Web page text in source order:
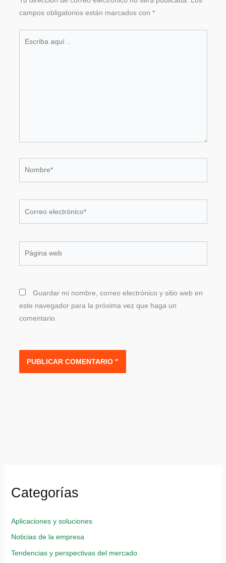
Categorías
Aplicaciones y soluciones
Noticias de la empresa
Tendencias y perspectivas del mercado
campos obligatorios están marcados con *
Guardar mi nombre, correo electrónico y sitio web en
este navegador para la próxima vez que haga un
comentario.